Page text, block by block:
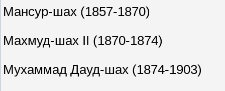
Мансур-шах (1857-1870)
Махмуд-шах II (1870-1874)
Мухаммад Дауд-шах (1874-1903)